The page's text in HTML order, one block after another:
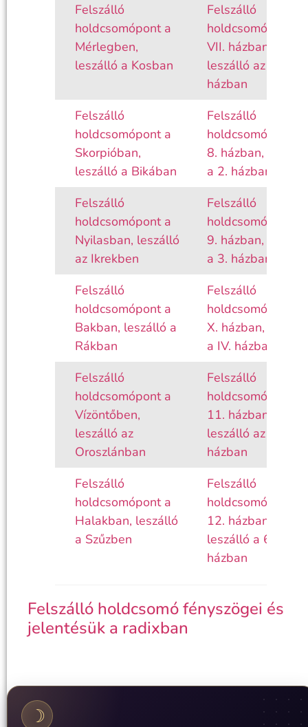
Felszálló
holdcsomópont a
Mérlegben,
leszálló a Kosban
Felszálló
holdcsomópont a
VII. házban,
leszálló az I.
házban
Felszálló
holdcsomópont a
Skorpióban,
leszálló a Bikában
Felszálló
holdcsomópont a
8. házban,
a 2. házban
Felszálló
holdcsomópont a
Nyilasban, leszálló
az Ikrekben
Felszálló
holdcsomópont a
9. házban,
a 3. házban
Felszálló
holdcsomópont a
Bakban, leszálló a
Rákban
Felszálló
holdcsomópont a
X. házban,
a IV. házban
Felszálló
holdcsomópont a
Vízöntőben,
leszálló az
Oroszlánban
Felszálló
holdcsomópont a
11. házban,
leszálló az 5.
házban
Felszálló
holdcsomópont a
Halakban, leszálló
a Szűzben
Felszálló
holdcsomópont a
12. házban,
leszálló a 6.
házban
Felszálló holdcsomó fényszögei és
jelentésük a radixban
☽